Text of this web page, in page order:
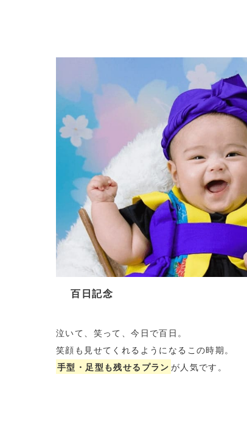
百日記念
泣いて、笑って、今日で百日。
笑顔も見せてくれるようになるこの時期。
手型・足型も残せるプラン が人気です。